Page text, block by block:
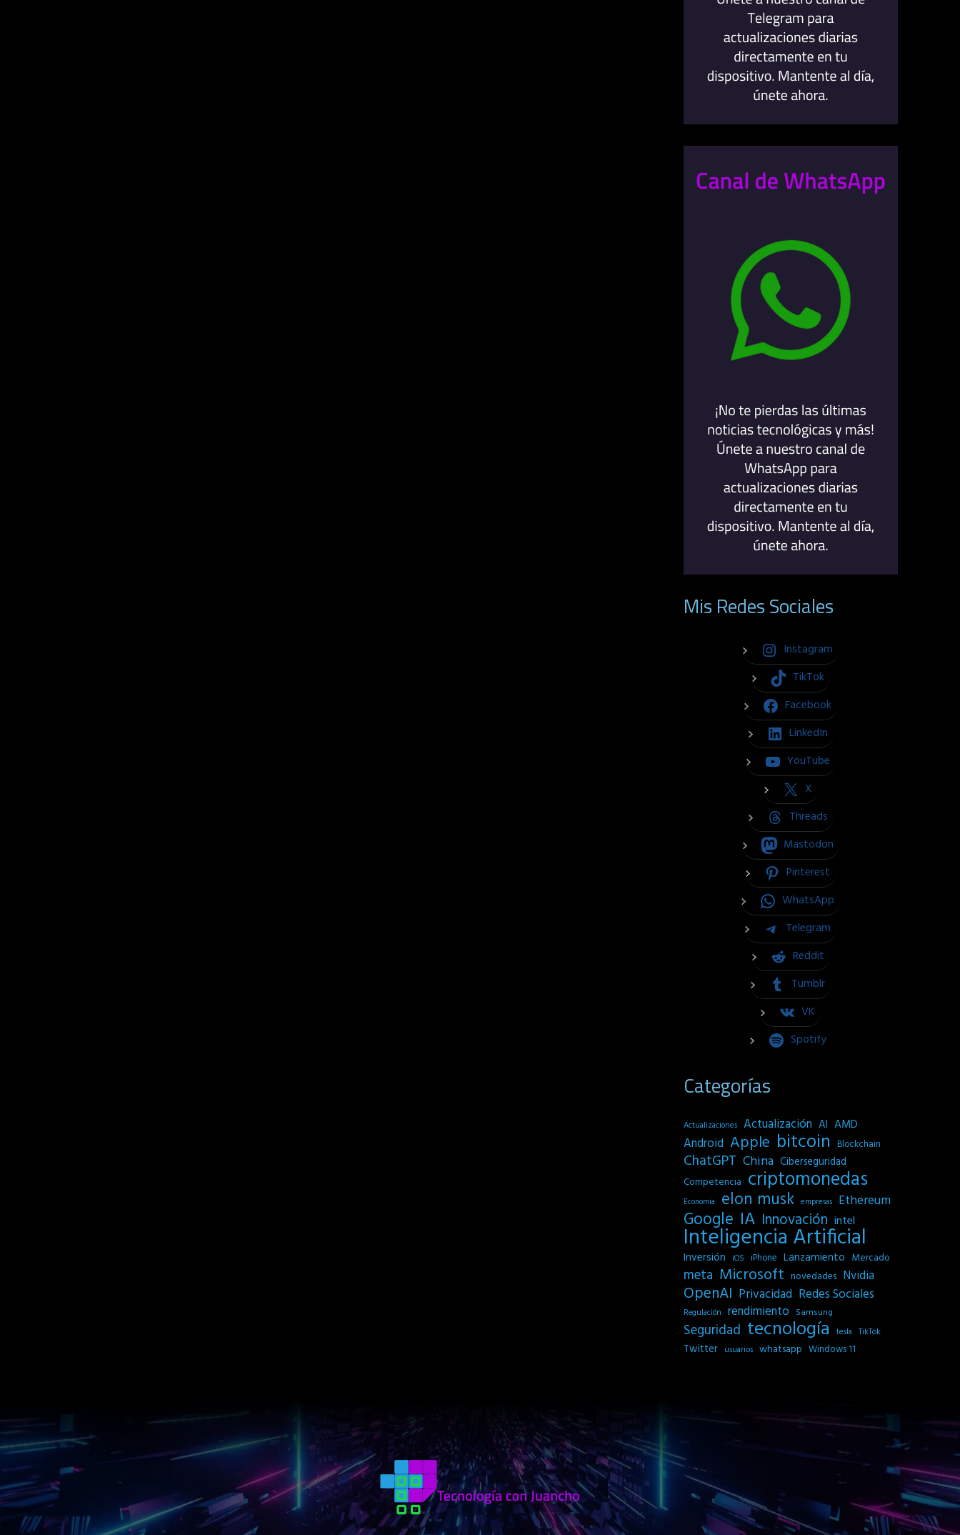
Mis Redes Sociales
Instagram
TikTok
Facebook
LinkedIn
YouTube
X
Threads
Mastodon
Pinterest
WhatsApp
Telegram
Reddit
Tumblr
VK
Spotify
Categorías
Actualizaciones Actualización AI AMD
Android Apple bitcoin Blockchain
ChatGPT China Ciberseguridad
Competencia criptomonedas
Economia elon musk empresas Ethereum
Google IA Innovación intel
Inteligencia Artificial
Inversión iOS iPhone Lanzamiento Mercado
meta Microsoft novedades Nvidia
OpenAI Privacidad Redes Sociales
Regulación rendimiento Samsung
Seguridad tecnología tesla TikTok
Twitter usuarios whatsapp Windows 11